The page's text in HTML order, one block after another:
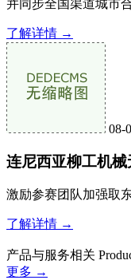
并同步全国渠道城市
了解详情 →
08-
连尼西亚柳工机械
激励参赛团队加强取
了解详情 →
产品与服务相关
更多 →